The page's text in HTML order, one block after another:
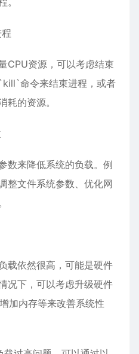
CPU资源，可以考虑结束
命令来结束进程，或者
耗的资源。
数来降低系统的负载。例
整文件系统参数、优化网
载依然很高，可能是硬件
况下，可以考虑升级硬件
加内存等来改善系统性